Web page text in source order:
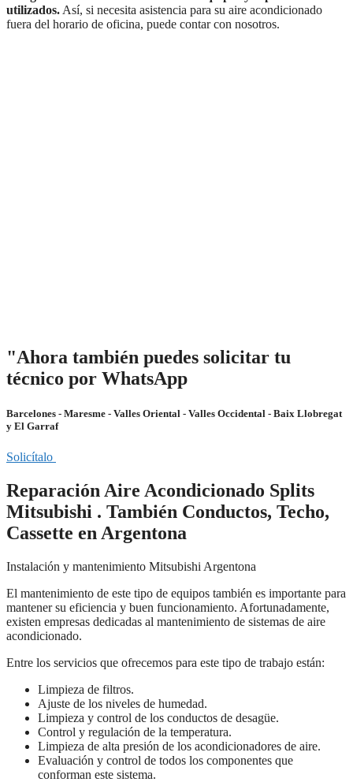
utilizados.Así, si necesita asistencia para su aire acondicionado
fuera del horario de oficina, puede contar con nosotros.
"Ahora también puedes solicitar tu
técnico por WhatsApp
Barcelones - Maresme - Valles Oriental - Valles Occidental - Baix Llobregat
y El Garraf
Solicítalo
Reparación Aire Acondicionado Splits
Mitsubishi . También Conductos, Techo,
Cassette en Argentona
Instalación y mantenimiento Mitsubishi Argentona
El mantenimiento de este tipo de equipos también es importante para
mantener su eficiencia y buen funcionamiento. Afortunadamente,
existen empresas dedicadas al mantenimiento de sistemas de aire
acondicionado.
Entre los servicios que ofrecemos para este tipo de trabajo están:
Limpieza de filtros.
Ajuste de los niveles de humedad.
Limpieza y control de los conductos de desagüe.
Control y regulación de la temperatura.
Limpieza de alta presión de los acondicionadores de aire.
Evaluación y control de todos los componentes que
conforman este sistema.